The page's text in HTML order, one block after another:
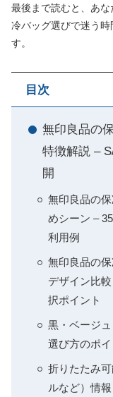
最後まで読むと、あ
冷バッグ選びで迷う時
す。
目次
無印良品の
特徴解説 –
開
無印良品の
めシーン –
利用例
無印良品の
デザイン比
択ポイント
黒・ベージ
選び方のポイ
折りたたみ
ルなど）情